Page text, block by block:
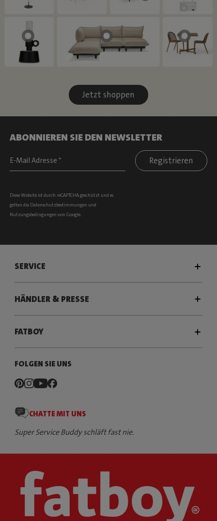
Jetzt shoppen
ABONNIEREN SIE DEN NEWSLETTER
Registrieren
Diese Website ist durch reCAPTCHA geschützt und es
gelten die Datenschutzbestimmungen und
Nutzungsbedingungen von Google.
SERVICE
HÄNDLER & PRESSE
FATBOY
FOLGEN SIE UNS
CHATTE MIT UNS
Super Service Buddy schläft fast nie.